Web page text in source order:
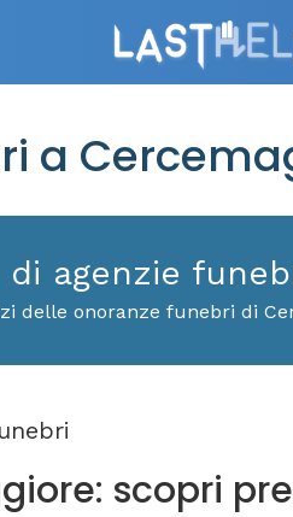
a
agenzie
delle onoranze funebri di
scopri